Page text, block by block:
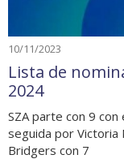
10/11/2023
Lista de
2024
SZA parte con 9
seguida por Victoria
Bridgers con 7